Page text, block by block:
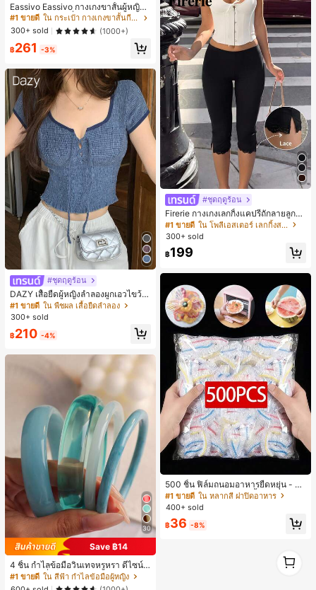
Eassivo Eassivo กางเกงขาสั้นผู้หญิงรั
น 2 ใน 1 ฤดูร้อนที่สบายและกางเกงขา
สั้นพรางแสงแดด
#1 ขายดี
ใน กระเป๋า กางเกงขาสั้นกีฬาผู้หญิง
300+ sold
(1000+)
฿261 -3%
#ชุดฤดูร้อน
DAZY เสื้อยืดผู้หญิงลำลองผูกเอวไขว้
สำหรับฤดูร้อน
#1 ขายดี ใน พืชผล เสื้อยืดลำลอง
300+ sold
฿210 -4%
30
Save ฿14
4 ชิ้น กำไลข้อมือวินเทจหรูหรา ดีไซน์มิ
นิมอลแฟชั่น เหมาะสำหรับใส่ในชีวิตปร
ะจำวัน อะคริลิก เหมาะสำหรับใส่ในชีวิ
#1 ขายดี ใน สีฟ้า กำไลข้อมือผู้หญิง
#ชุดฤดูร้อน
Firerie กางเกงเลกกิ้งแคปรีถักลายลูกไม้
สีดำหรูหราสำหรับผู้หญิง อเนกประสงค์
สำหรับกีฬา แฟชั่น ชายหาด เทศกาลด
นตรี ฤดูร้อนแบบสบายๆ
#1 ขายดี
ใน โพลีเอสเตอร์ เลกกิ้งสตรี
300+ sold
฿199
500 ชิ้น ฟิล์มถนอมอาหารยืดหยุ่น - ฝา
ครอบจานใสยืดหยุ่น, ใช้ซ้ำได้, หลากห
ลายฟังก์ชัน, ไม่มีกลิ่น, ป้องกันฝุ่น เหมา
ะสำหรับบ้าน, ร้านอาหาร, ปิกนิก - เหม
าะกับขนาดจานทุกขนาด, สิ่งจำเป็นสำ
หรับปิกนิก | ฟิล์มบรรจุภัณฑ์ตกแต่ง | ฟิ
#1 ขายดี ใน หลากสี ฝาปิดอาหาร
400+ sold
฿36 -8%